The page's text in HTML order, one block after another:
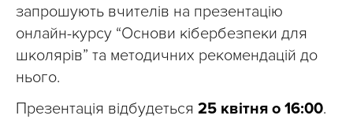
запрошують вчителів на презентацію
онлайн-курсу “Основи кібербезпеки для
школярів” та методичних рекомендацій до
нього.
Презентація відбудеться 25 квітня о 16:00.